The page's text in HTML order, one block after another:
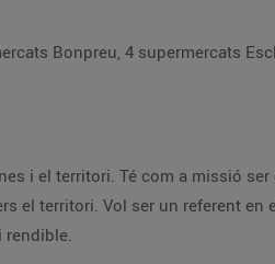
Bonpreu, 4 supermercats
i el territori. Té com a missió
el territori. Vol ser un referent en
rendible.